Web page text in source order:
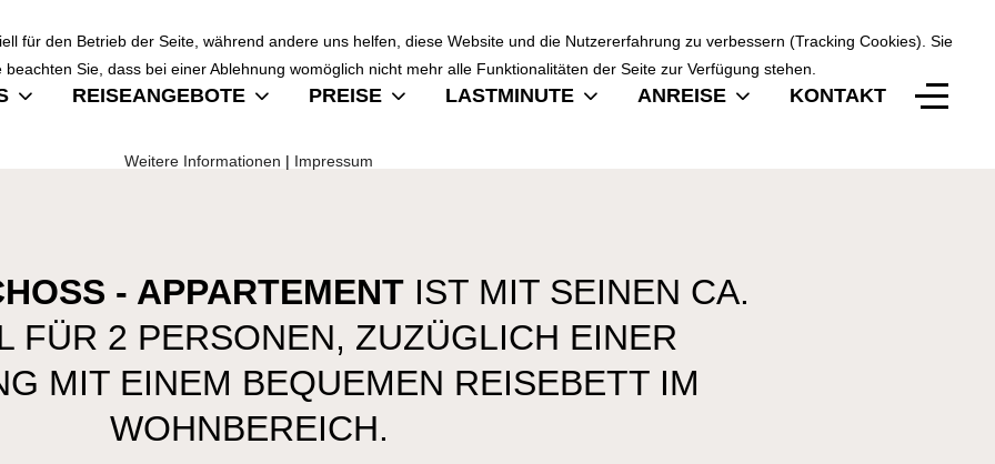
REISEANGEBOTE PREISE LASTMINUTE ANREISE KONTAKT
- APPARTEMENTIST MIT SEINEN CA.
FÜR 2 PERSONEN, ZUZÜGLICH EINER
MIT EINEM BEQUEMEN REISEBETT IM
WOHNBEREICH.
für den Betrieb der Seite, während andere uns helfen, diese Website und die Nutzererfahrung zu verbessern (Tracking Cookies). Sie
Sie, dass bei einer Ablehnung womöglich nicht mehr alle Funktionalitäten der Seite zur Verfügung stehen.
Weitere Informationen | Impressum